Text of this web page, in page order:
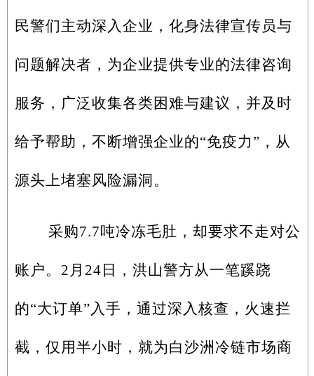
民警们主动深入企业，化身法律宣传员与
问题解决者，为企业提供专业的法律咨询
服务，广泛收集各类困难与建议，并及时
给予帮助，不断增强企业的“免疫力”，从
源头上堵塞风险漏洞。
采购7.7吨冷冻毛肚，却要求不走对公
账户。2月24日，洪山警方从一笔蹊跷
的“大订单”入手，通过深入核查，火速拦
截，仅用半小时，就为白沙洲冷链市场商